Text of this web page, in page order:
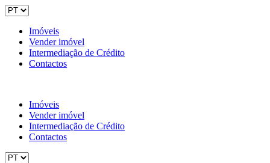
Imóveis
Vender imóvel
Intermediação de Crédito
Contactos
Imóveis
Vender imóvel
Intermediação de Crédito
Contactos